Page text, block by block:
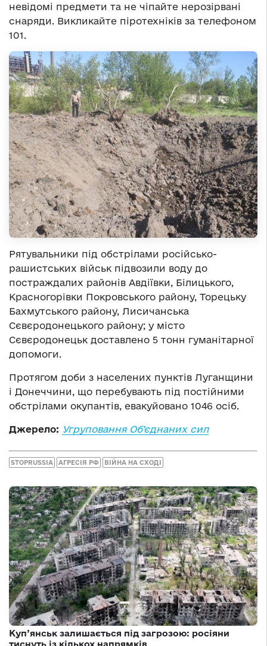
невідомі предмети та не чіпайте нерозірвані
снаряди. Викликайте піротехніків за телефоном
101.
Рятувальники під обстрілами російсько-
рашистських військ підвозили воду до
постраждалих районів Авдіївки, Білицького,
Красногорівки Покровського району, Торецьку
Бахмутського району, Лисичанська
Сєвєродонецького району; у місто
Сєвєродонецьк доставлено 5 тонн гуманітарної
допомоги.
Протягом доби з населених пунктів Луганщини
і Донеччини, що перебувають під постійними
обстрілами окупантів, евакуйовано 1046 осіб.
Джерело: Угруповання Об’єднаних сил
STOPRUSSIA АГРЕСІЯ РФ ВІЙНА НА СХОДІ
Куп’янськ залишається під загрозою: росіяни
тиснуть із кількох напрямків